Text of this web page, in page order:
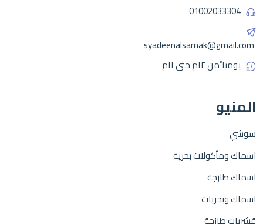
01002033304
syadeenalsamak@gmail.com
يوميا ًمن ١٢م حتى ١١م
المنيو
سوشي
اسماك ومأكولات بحرية
اسماك طازجة
اسماك وبحريات